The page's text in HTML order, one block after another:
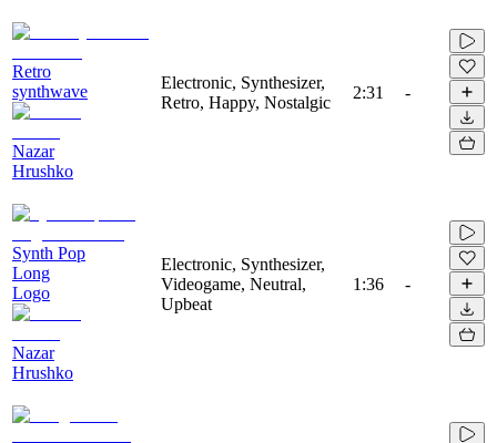
Retro
synthwave
Nazar
Hrushko
Electronic, Synthesizer,
Retro, Happy, Nostalgic
2:31 -
Synth Pop
Long
Logo
Nazar
Hrushko
Electronic, Synthesizer,
Videogame, Neutral,
Upbeat
1:36 -